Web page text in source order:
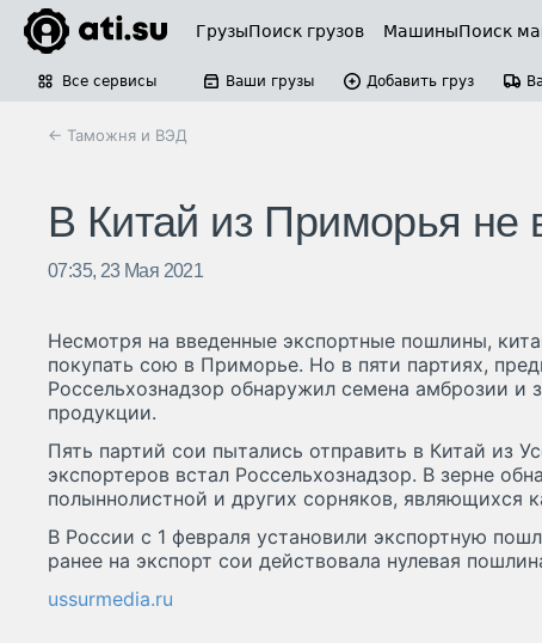
ГрузыПоиск грузов МашиныПоиск
Все сервисы Ваши грузы Добавить груз
← Таможня и ВЭД
В Китай из Приморья не
07:35, 23 Мая 2021
Несмотря на введенные экспортные пошлины,
покупать сою в Приморье. Но в пяти партиях,
Россельхознадзор обнаружил семена амброзии и
продукции.
Пять партий сои пытались отправить в Китай из
экспортеров встал Россельхознадзор. В зерне
полыннолистной и других сорняков, являющихся
В России с 1 февраля установили экспортную
ранее на экспорт сои действовала нулевая
ussurmedia.ru